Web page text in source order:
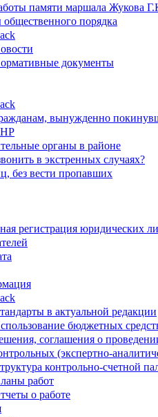
памяти маршала Жукова
порядка
документы
вынужденно
органы в районе
в экстренных случаях?
без вести пропавших
регистрация юридических
в актуальной редакции
бюджетных
соглашения о
(экспертно-
контрольно-счетной
работ
о работе